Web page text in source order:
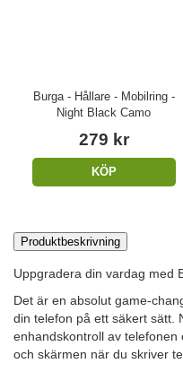
Burga - Hållare - Mobilring -
Night Black Camo
279 kr
KÖP
Produktbeskrivning
Uppgradera din vardag med
Det är en absolut game-
din telefon på ett säkert sätt.
enhandskontroll av
och skärmen när du skriver